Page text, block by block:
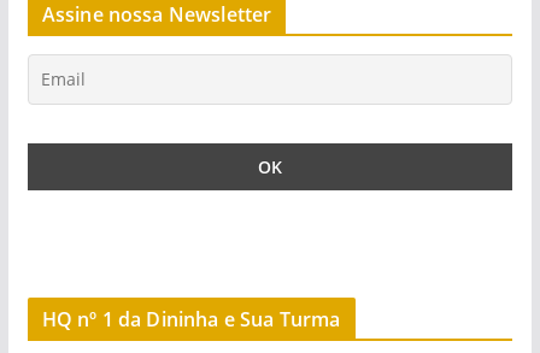
Assine nossa Newsletter
HQ nº 1 da Dininha e Sua Turma